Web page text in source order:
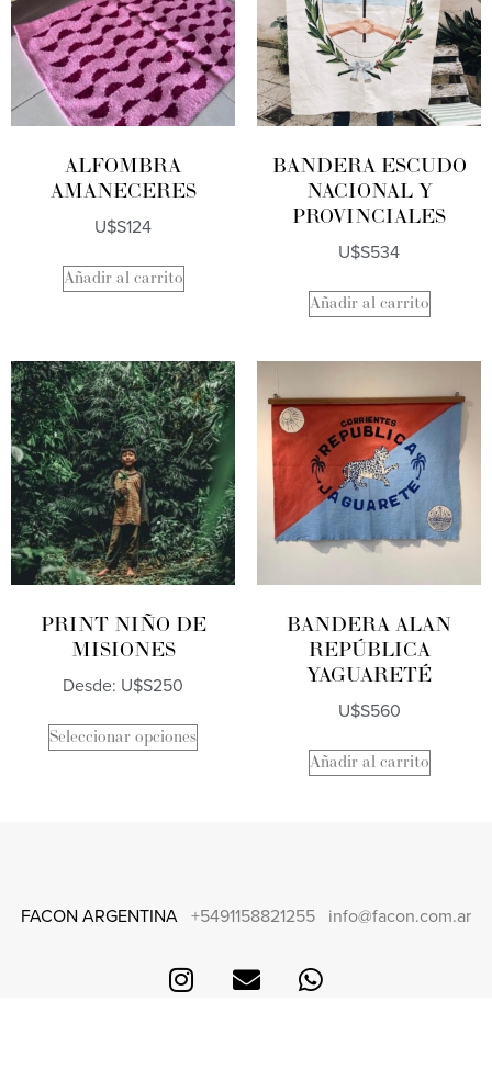
ALFOMBRA
AMANECERES
U$S124
Añadir al carrito
BANDERA ESCUDO
NACIONAL Y
PROVINCIALES
U$S534
Añadir al carrito
PRINT NIÑO DE
MISIONES
Desde: U$S250
Seleccionar opciones
BANDERA ALAN
REPÚBLICA
YAGUARETÉ
U$S560
Añadir al carrito
FACON ARGENTINA +5491158821255 info@facon.com.ar